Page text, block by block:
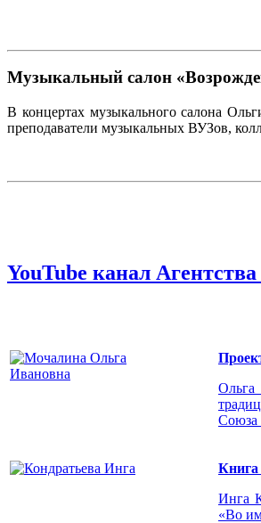
Музыкальный салон
В концертах музыкального салона
преподаватели музыкальных ВУЗов,
YouTube канал
Ольга
Союза
Книга
Инга
«Во